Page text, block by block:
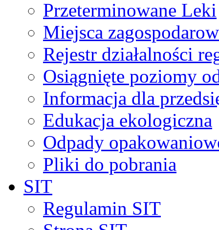
Przeterminowane Leki
Miejsca
Rejestr działalności
Osiągnięte poziomy
Informacja dla
Edukacja ekologiczna
Odpady
Pliki do pobrania
SIT
Regulamin SIT